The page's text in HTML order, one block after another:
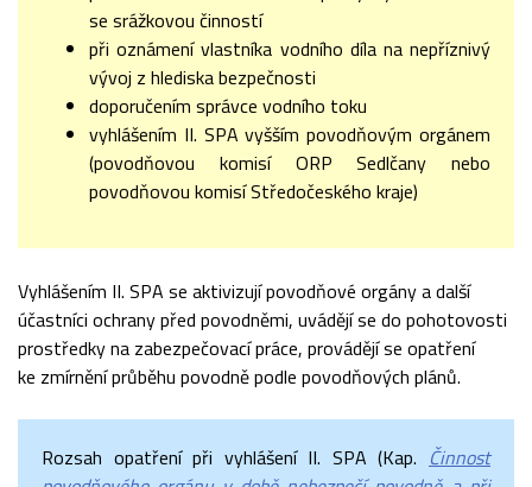
se srážkovou činností
při oznámení vlastníka vodního díla na nepříznivý
vývoj z hlediska bezpečnosti
doporučením správce vodního toku
vyhlášením II. SPA vyšším povodňovým orgánem
(povodňovou komisí ORP Sedlčany nebo
povodňovou komisí Středočeského kraje)
Vyhlášením II. SPA se aktivizují povodňové orgány a další
účastníci ochrany před povodněmi, uvádějí se do pohotovosti
prostředky na zabezpečovací práce, provádějí se opatření
ke zmírnění průběhu povodně podle povodňových plánů.
Rozsah opatření při vyhlášení II. SPA (Kap. Činnost